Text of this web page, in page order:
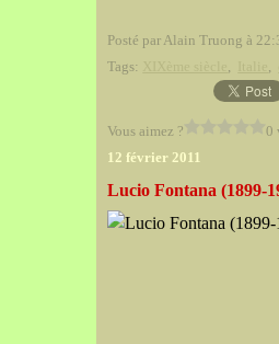
Posté par Alain Truong à
Tags:
, ,
Vous aimez ?
0
12 février 2011
Lucio Fontana (1899-